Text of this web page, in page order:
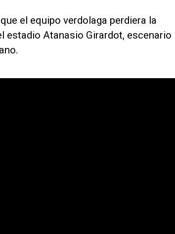
el equipo verdolaga perdiera la
estadio Atanasio Girardot, escenario